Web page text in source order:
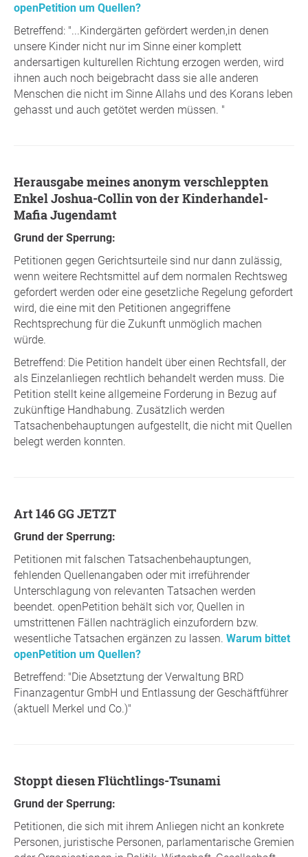
openPetition um Quellen?
Betreffend: "...Kindergärten gefördert werden,in denen
unsere Kinder nicht nur im Sinne einer komplett
andersartigen kulturellen Richtung erzogen werden, wird
ihnen auch noch beigebracht dass sie alle anderen
Menschen die nicht im Sinne Allahs und des Korans leben
gehasst und auch getötet werden müssen. "
Herausgabe meines anonym verschleppten
Enkel Joshua-Collin von der Kinderhandel-
Mafia Jugendamt
Grund der Sperrung:
Petitionen gegen Gerichtsurteile sind nur dann zulässig,
wenn weitere Rechtsmittel auf dem normalen Rechtsweg
gefordert werden oder eine gesetzliche Regelung gefordert
wird, die eine mit den Petitionen angegriffene
Rechtsprechung für die Zukunft unmöglich machen
würde.
Betreffend: Die Petition handelt über einen Rechtsfall, der
als Einzelanliegen rechtlich behandelt werden muss. Die
Petition stellt keine allgemeine Forderung in Bezug auf
zukünftige Handhabung. Zusätzlich werden
Tatsachenbehauptungen aufgestellt, die nicht mit Quellen
belegt werden konnten.
Art 146 GG JETZT
Grund der Sperrung:
Petitionen mit falschen Tatsachenbehauptungen,
fehlenden Quellenangaben oder mit irreführender
Unterschlagung von relevanten Tatsachen werden
beendet. openPetition behält sich vor, Quellen in
umstrittenen Fällen nachträglich einzufordern bzw.
wesentliche Tatsachen ergänzen zu lassen. Warum bittet
openPetition um Quellen?
Betreffend: "Die Absetztung der Verwaltung BRD
Finanzagentur GmbH und Entlassung der Geschäftführer
(aktuell Merkel und Co.)"
Stoppt diesen Flüchtlings-Tsunami
Grund der Sperrung:
Petitionen, die sich mit ihrem Anliegen nicht an konkrete
Personen, juristische Personen, parlamentarische Gremien